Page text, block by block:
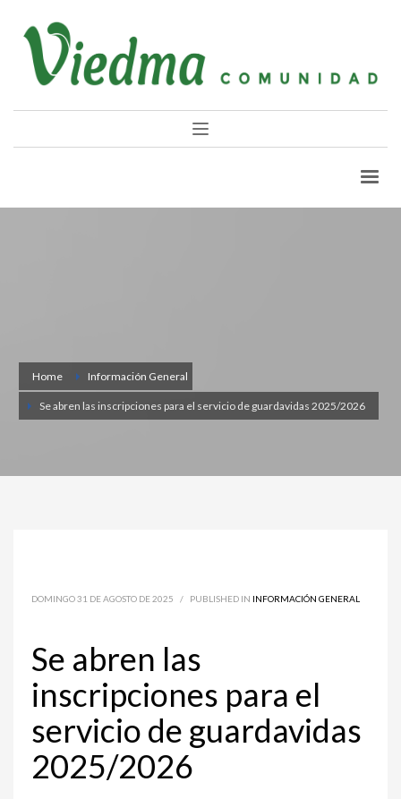
Home Información General
Se abren las inscripciones para el servicio de guardavidas 2025/2026
DOMINGO 31 DE AGOSTO DE 2025 / PUBLISHED IN INFORMACIÓN GENERAL
Se abren las
inscripciones para el
servicio de guardavidas
2025/2026